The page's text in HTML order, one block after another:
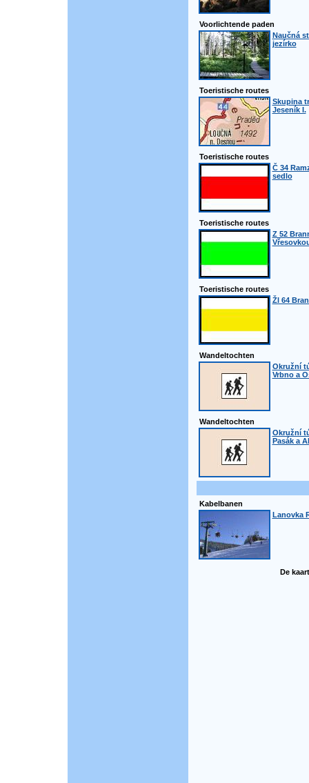
Voorlichtende paden
Naučná
jezírko
Toeristische routes
Skupina
Jeseník I.
Toeristische routes
Č 34
sedlo
Toeristische routes
Z 52
Toeristische routes
Žl 64
Wandeltochten
Okružní
Vrbno a
Wandeltochten
Okružní
Pasák a
Kabelbanen
Lanovka
De